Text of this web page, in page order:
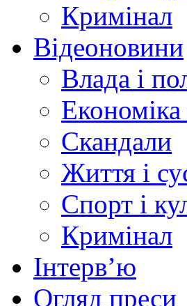
Кримінал
Відеоновини
Влада і
Економіка
Скандали
Життя і
Спорт і
Кримінал
Інтерв’ю
Огляд преси